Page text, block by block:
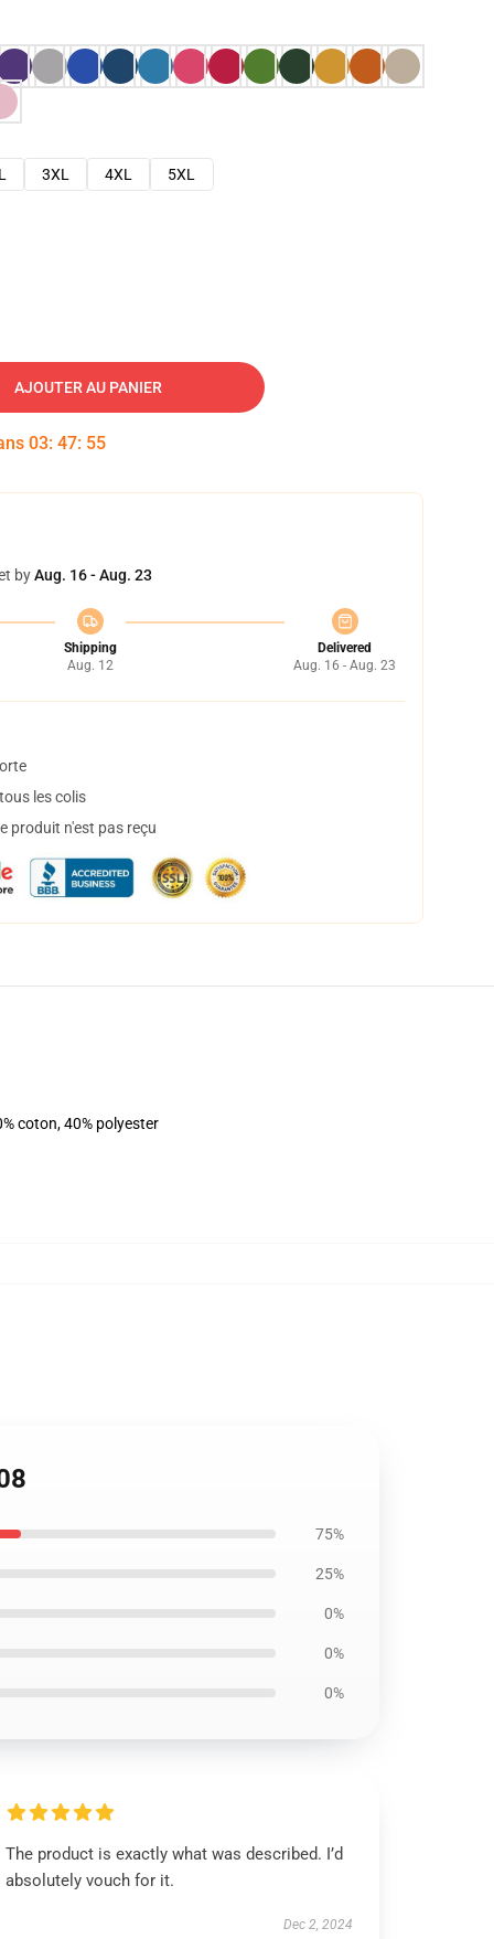
3XL 4XL 5XL
AJOUTER AU PANIER
03: 47: 54
byAug. 16 - Aug. 23
Shipping
Aug. 12
Delivered
Aug. 16 - Aug. 23
les colis
produit n'est pas reçu
coton, 40% polyester
75%
25%
0%
0%
0%
The product is exactly what was described. I’d
absolutely vouch for it.
Dec 2, 2024